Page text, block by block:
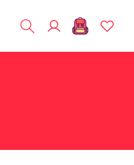
login
Carrinho